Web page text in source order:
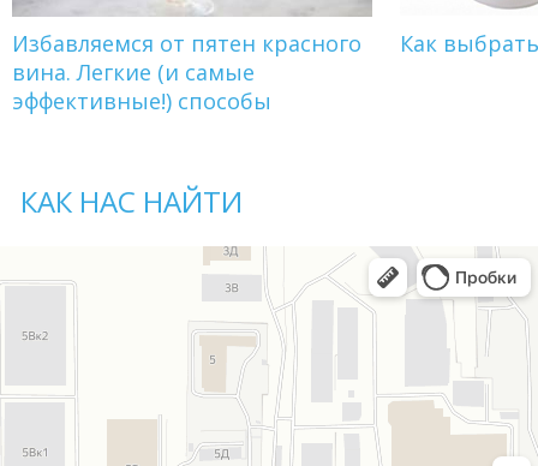
Избавляемся от пятен красного
вина. Легкие (и самые
эффективные!) способы
Как
КАК НАС НАЙТИ